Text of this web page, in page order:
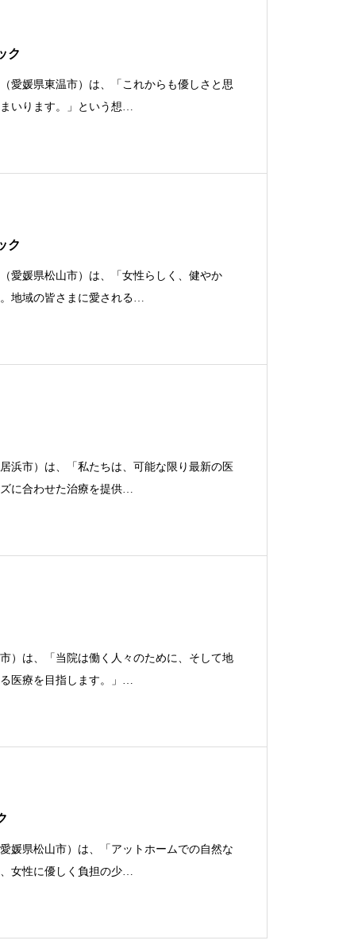
ク
愛媛県東温市）は、「これからも優しさと思
いります。」という想…
ク
愛媛県松山市）は、「女性らしく、健やか
地域の皆さまに愛される…
浜市）は、「私たちは、可能な限り最新の医
に合わせた治療を提供…
）は、「当院は働く人々のために、そして地
医療を目指します。」…
媛県松山市）は、「アットホームでの自然な
女性に優しく負担の少…